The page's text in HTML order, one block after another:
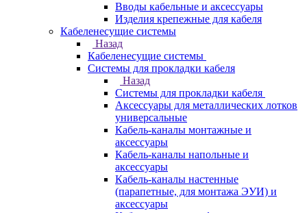
Вводы кабельные и аксессуары
Изделия крепежные для кабеля
Кабеленесущие системы
Назад
Кабеленесущие системы
Системы для прокладки кабеля
Назад
Системы для прокладки кабеля
Аксессуары для металлических лотков
универсальные
Кабель-каналы монтажные и
аксессуары
Кабель-каналы напольные и
аксессуары
Кабель-каналы настенные
(парапетные, для монтажа ЭУИ) и
аксессуары